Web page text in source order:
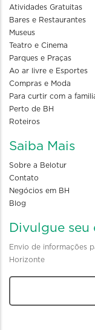
Atividades Gratuitas
Bares e Restaurantes
Museus
Teatro e Cinema
Parques e Praças
Ao ar livre e Esportes
Compras e Moda
Para curtir com a
Perto de BH
Roteiros
Saiba Mais
Sobre a Belotur
Contato
Negócios em BH
Blog
Divulgue seu
Envio de informações
Horizonte